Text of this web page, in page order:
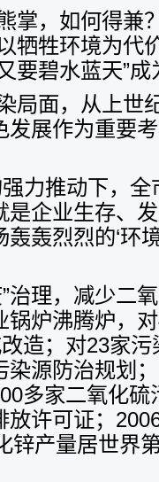
掌，如何得兼
牺牲环境为代
要碧水蓝天”
局面，从上世
发展作为重要
力推动下，
是企业生存、
轰烈烈的‘环
治理，减少二
锅炉沸腾炉，
造；对23家
染源防治规划
多家二氧化硫
放许可证；
锌产量居世界